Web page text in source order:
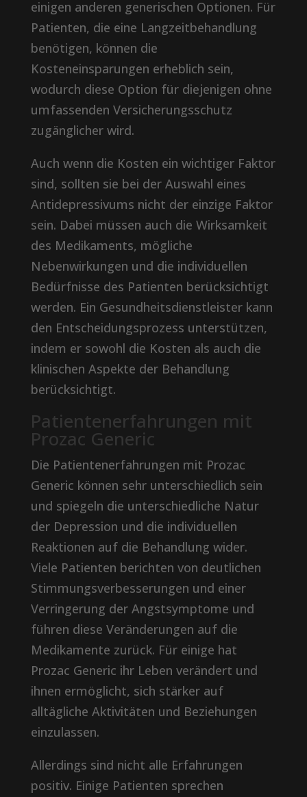
einigen anderen generischen Optionen. Für
Patienten, die eine Langzeitbehandlung
benötigen, können die
Kosteneinsparungen erheblich sein,
wodurch diese Option für diejenigen ohne
umfassenden Versicherungsschutz
zugänglicher wird.
Auch wenn die Kosten ein wichtiger Faktor
sind, sollten sie bei der Auswahl eines
Antidepressivums nicht der einzige Faktor
sein. Dabei müssen auch die Wirksamkeit
des Medikaments, mögliche
Nebenwirkungen und die individuellen
Bedürfnisse des Patienten berücksichtigt
werden. Ein Gesundheitsdienstleister kann
den Entscheidungsprozess unterstützen,
indem er sowohl die Kosten als auch die
klinischen Aspekte der Behandlung
berücksichtigt.
Patientenerfahrungen mit
Prozac Generic
Die Patientenerfahrungen mit Prozac
Generic können sehr unterschiedlich sein
und spiegeln die unterschiedliche Natur
der Depression und die individuellen
Reaktionen auf die Behandlung wider.
Viele Patienten berichten von deutlichen
Stimmungsverbesserungen und einer
Verringerung der Angstsymptome und
führen diese Veränderungen auf die
Medikamente zurück. Für einige hat
Prozac Generic ihr Leben verändert und
ihnen ermöglicht, sich stärker auf
alltägliche Aktivitäten und Beziehungen
einzulassen.
Allerdings sind nicht alle Erfahrungen
positiv. Einige Patienten sprechen